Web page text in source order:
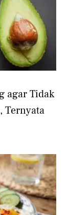
agar Tidak
Ternyata